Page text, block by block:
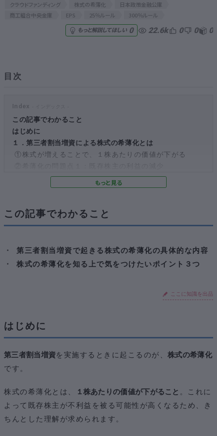
無料でアンケート
匿名360°評価
クラウドファンディング
株式の希薄化
日本政策金融公庫
商工組合中央金庫
EPS 25％ルール 300％ルール
もっと解説してほしい 0 22.6k 0 0 0
目次
この記事でわかること
はじめに
１．第三者割当増資による株式の希薄化とは
①株式が増えることで、１株あたりの価値が下がる
③希薄化の問題点２：既存株主の持株比率の減少
２．第三者割当増資による希薄化で気を付けたい３つのポイ
①増資の目的を株主に充分説明する
おわりに
この記事でわかること
第三者割当増資で起きる株式の希薄化の具体的な内容
株式の希薄化を知る上で気をつけたいポイント３つ
ここに知識を出品
はじめに
第三者割当増資を実施するときに起こるのが、株式の希薄化
です。
株式の希薄化とは、 １株あたりの価値が下がること 。これに
よって既存株主が不利益を被る可能性が高くなるため、き
ちんとした理解が求められます。